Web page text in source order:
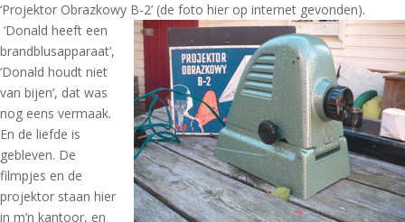
‘Projektor Obrazkowy B-2’ (de foto hier op internet gevonden).
‘Donald heeft een
brandblusapparaat’,
‘Donald houdt niet
van bijen’, dat was
nog eens vermaak.
En de liefde is
gebleven. De
filmpjes en de
projektor staan hier
in m’n kantoor, en